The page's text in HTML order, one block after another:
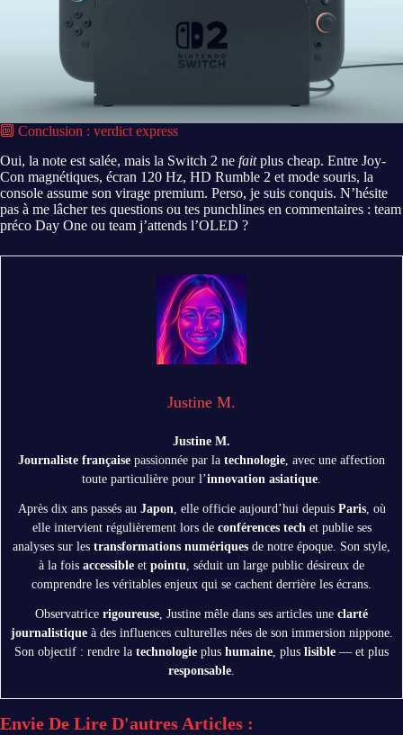
🔟 Conclusion : verdict express
Oui, la note est salée, mais la Switch 2 ne faitplus cheap. Entre Joy-
Con magnétiques, écran 120 Hz, HD Rumble 2 et mode souris, la
console assume son virage premium. Perso, je suis conquis. N’hésite
pas à me lâcher tes questions ou tes punchlines en commentaires : team
préco Day One ou team j’attends l’OLED ?
Justine M.
Justine M.
Journaliste française passionnée par la technologie , avec une affection
toute particulière pour l’innovation asiatique
Après dix ans passés au Japon , elle officie aujourd’hui depuis Paris, où
elle intervient régulièrement lors de conférences tech et publie ses
analyses sur les transformations numériques de notre époque. Son style,
à la fois accessible et pointu , séduit un large public désireux de
comprendre les véritables enjeux qui se cachent derrière les écrans.
Observatrice rigoureuse , Justine mêle dans ses articles une clarté
journalistiqueà des influences culturelles nées de son immersion nippone.
Son objectif : rendre la technologie plus humaine , plus lisible — et plus
responsable
Envie De Lire D'autres Articles :